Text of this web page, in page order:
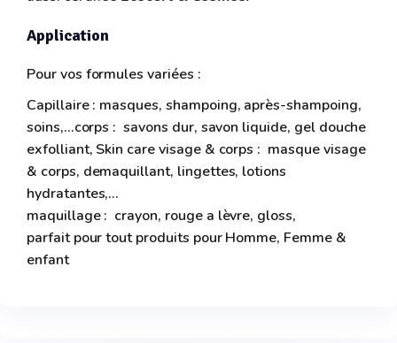
Application
Pour vos formules variées :
Capillaire : masques, shampoing, après-shampoing,
soins,...corps : savons dur, savon liquide, gel douche
exfolliant, Skin care visage & corps : masque visage
& corps, demaquillant, lingettes, lotions
hydratantes,...
maquillage : crayon, rouge a lèvre, gloss,
parfait pour tout produits pour Homme, Femme &
enfant